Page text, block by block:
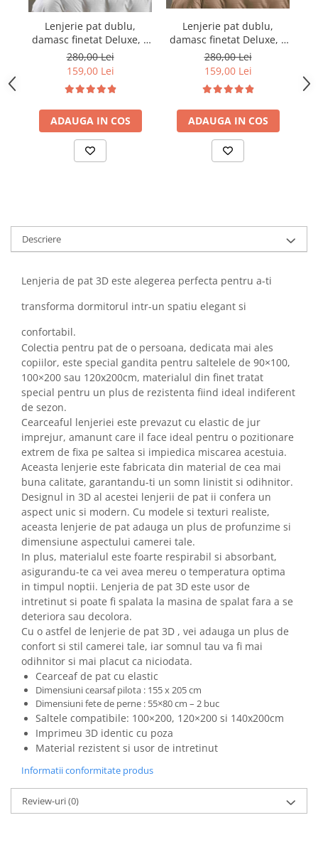
Lenjerie pat dublu,
damasc finetat Deluxe, 6
piese, cearceaf pat cu
elastic, Alb
280,00 Lei
159,00 Lei
ADAUGA IN COS
Lenjerie pat dublu,
damasc finetat Deluxe, 6
piese, cearceaf pat cu
elastic, Maro
280,00 Lei
159,00 Lei
ADAUGA IN COS
Descriere
Lenjeria de pat 3D este alegerea perfecta pentru a-ti
transforma dormitorul intr-un spatiu elegant si
confortabil.
Colectia pentru pat de o persoana, dedicata mai ales
copiilor, este special gandita pentru saltelele de 90×100,
100×200 sau 120x200cm, materialul din finet tratat
special pentru un plus de rezistenta fiind ideal indiferent
de sezon.
Cearceaful lenjeriei este prevazut cu elastic de jur
imprejur, amanunt care il face ideal pentru o pozitionare
extrem de fixa pe saltea si impiedica miscarea acestuia.
Aceasta lenjerie este fabricata din material de cea mai
buna calitate, garantandu-ti un somn linistit si odihnitor.
Designul in 3D al acestei lenjerii de pat ii confera un
aspect unic si modern. Cu modele si texturi realiste,
aceasta lenjerie de pat adauga un plus de profunzime si
dimensiune aspectului camerei tale.
In plus, materialul este foarte respirabil si absorbant,
asigurandu-te ca vei avea mereu o temperatura optima
in timpul noptii. Lenjeria de pat 3D este usor de
intretinut si poate fi spalata la masina de spalat fara a se
deteriora sau decolora.
Cu o astfel de lenjerie de pat 3D , vei adauga un plus de
confort si stil camerei tale, iar somnul tau va fi mai
odihnitor si mai placut ca niciodata.
Cearceaf de pat cu elastic
Dimensiuni cearsaf pilota : 155 x 205 cm
Dimensiuni fete de perne : 55×80 cm – 2 buc
Saltele compatibile: 100×200, 120×200 si 140x200cm
Imprimeu 3D identic cu poza
Material rezistent si usor de intretinut
Informatii conformitate produs
Review-uri(0)